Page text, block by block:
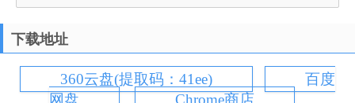
下载地址
360云盘(提取码：41ee)
百度
网盘
Chrome商店